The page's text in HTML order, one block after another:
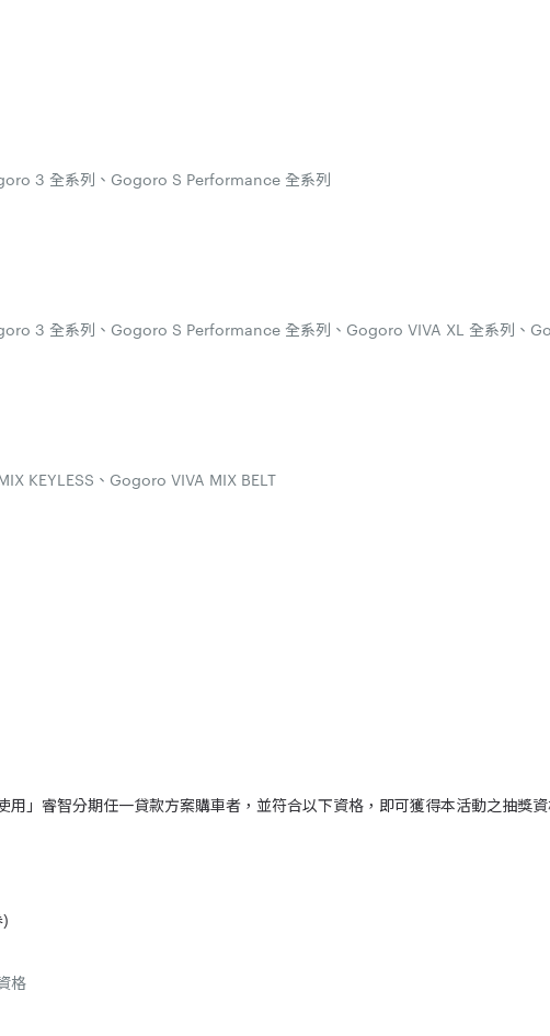
3 全系列、Gogoro S Performance 全系列
3 全系列、Gogoro S Performance 全系列、Gogoro VIVA XL 全系列、
KEYLESS、Gogoro VIVA MIX BELT
」睿智分期任一貸款方案購車者，並符合以下資格，即可獲得本活動之抽獎
格